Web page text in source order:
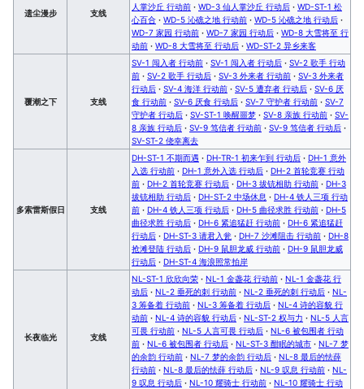
遗尘漫步 支线
人掌沙丘 行动前 · WD-3 仙人掌沙丘 行动后 · WD-ST-1 松
心百合 · WD-5 沁礁之地 行动前 · WD-5 沁礁之地 行动后 ·
WD-7 家园 行动前 · WD-7 家园 行动后 · WD-8 大雪将至 行
动前 · WD-8 大雪将至 行动后 · WD-ST-2 异乡来客
覆潮之下 支线
SV-1 闯入者 行动前 · SV-1 闯入者 行动后 · SV-2 歌手 行动
前 · SV-2 歌手 行动后 · SV-3 外来者 行动前 · SV-3 外来者
行动后 · SV-4 海洋 行动前 · SV-5 遭弃者 行动后 · SV-6 厌
食 行动前 · SV-6 厌食 行动后 · SV-7 守护者 行动前 · SV-7
守护者 行动后 · SV-ST-1 唤醒噩梦 · SV-8 亲族 行动前 · SV-
8 亲族 行动后 · SV-9 笃信者 行动前 · SV-9 笃信者 行动后 ·
SV-ST-2 侥幸离去
多索雷斯假日 支线
DH-ST-1 不期而遇 · DH-TR-1 初来乍到 行动后 · DH-1 意外
入选 行动前 · DH-1 意外入选 行动后 · DH-2 首轮竞赛 行动
前 · DH-2 首轮竞赛 行动后 · DH-3 拔铳相助 行动前 · DH-3
拔铳相助 行动后 · DH-ST-2 中场休息 · DH-4 铁人三项 行动
前 · DH-4 铁人三项 行动后 · DH-5 曲径求胜 行动前 · DH-5
曲径求胜 行动后 · DH-6 紧追猛赶 行动前 · DH-6 紧追猛赶
行动后 · DH-ST-3 请君入瓮 · DH-7 沙滩阻击 行动前 · DH-8
抢滩登陆 行动后 · DH-9 鼠胆龙威 行动前 · DH-9 鼠胆龙威
行动后 · DH-ST-4 海浪照常拍岸
长夜临光 支线
NL-ST-1 欣欣向荣 · NL-1 金盏花 行动前 · NL-1 金盏花 行
动后 · NL-2 垂死的刺 行动前 · NL-2 垂死的刺 行动后 · NL-
3 筹备着 行动前 · NL-3 筹备着 行动后 · NL-4 诗的容貌 行
动前 · NL-4 诗的容貌 行动后 · NL-ST-2 权与力 · NL-5 人言
可畏 行动前 · NL-5 人言可畏 行动后 · NL-6 被包围者 行动
前 · NL-6 被包围者 行动后 · NL-ST-3 酣眠的城市 · NL-7 梦
的余韵 行动前 · NL-7 梦的余韵 行动后 · NL-8 最后的怯薛
行动前 · NL-8 最后的怯薛 行动后 · NL-9 叹息 行动前 · NL-
9 叹息 行动后 · NL-10 耀骑士 行动前 · NL-10 耀骑士 行动